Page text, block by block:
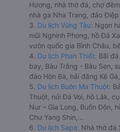
Hương, nhà thờ đá, chợ
nhà ga Nha Trang, đảo
3. Du lịch Vũng Tàu: Ngọn
mũi Nghinh Phong, hồ Đá
vườn quốc gia Bình Châu,
4. Du lịch Phan Thiết: Bãi
bay, Bàu Trắng - Bàu Sen,
đảo Hòn Bà, hải đăng Kê
5. Du lịch Buôn Ma Thuột:
Thuột, núi Đá Voi, hồ Lắk,
Nur – Gia Long, Buôn Đôn,
Chư Yang Shin,...
6. Du lịch Sapa: Nhà thờ đá